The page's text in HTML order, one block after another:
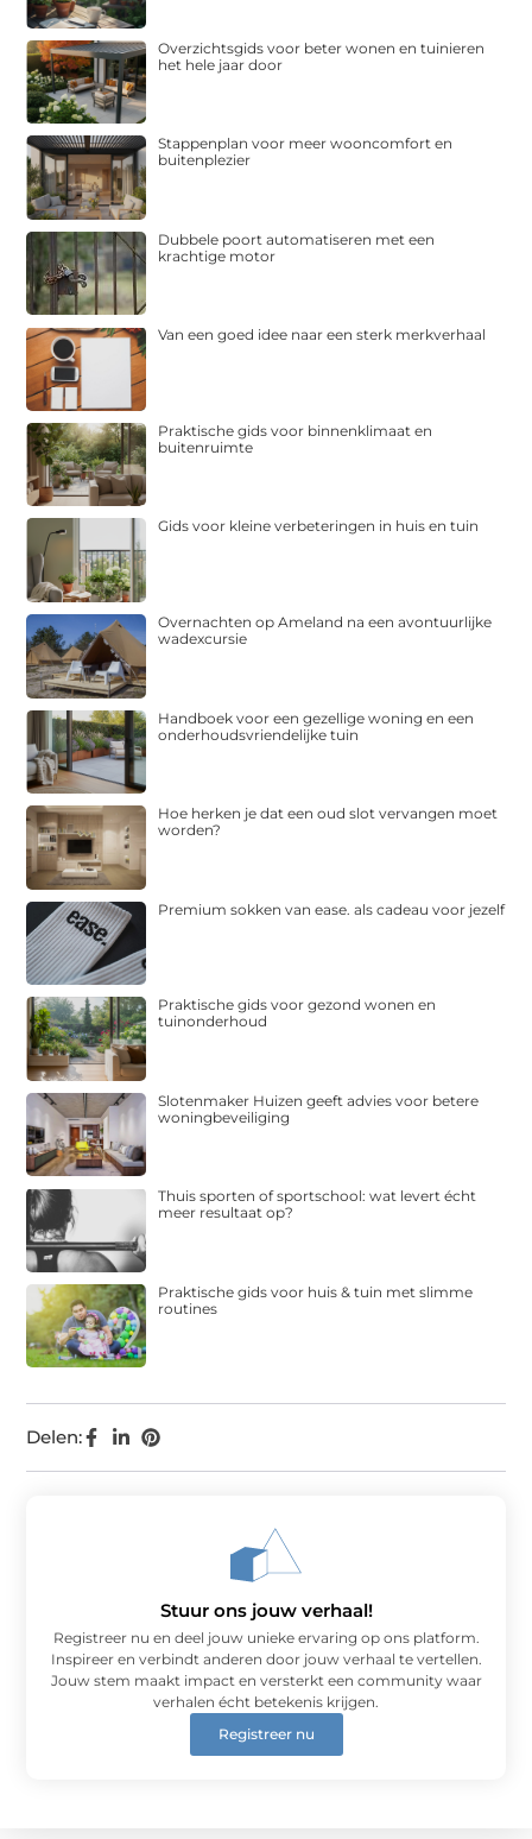
Delen:
Overzichtsgids voor beter wonen en tuinieren
het hele jaar door
Stappenplan voor meer wooncomfort en
buitenplezier
Dubbele poort automatiseren met een
krachtige motor
Van een goed idee naar een sterk merkverhaal
Praktische gids voor binnenklimaat en
buitenruimte
Gids voor kleine verbeteringen in huis en tuin
Overnachten op Ameland na een avontuurlijke
wadexcursie
Handboek voor een gezellige woning en een
onderhoudsvriendelijke tuin
Hoe herken je dat een oud slot vervangen moet
worden?
Premium sokken van ease. als cadeau voor jezelf
Praktische gids voor gezond wonen en
tuinonderhoud
Slotenmaker Huizen geeft advies voor betere
woningbeveiliging
Thuis sporten of sportschool: wat levert écht
meer resultaat op?
Praktische gids voor huis & tuin met slimme
routines
Stuur ons jouw verhaal!
Registreer nu en deel jouw unieke ervaring op ons platform.
Inspireer en verbindt anderen door jouw verhaal te vertellen.
Jouw stem maakt impact en versterkt een community waar
verhalen écht betekenis krijgen.
Registreer nu